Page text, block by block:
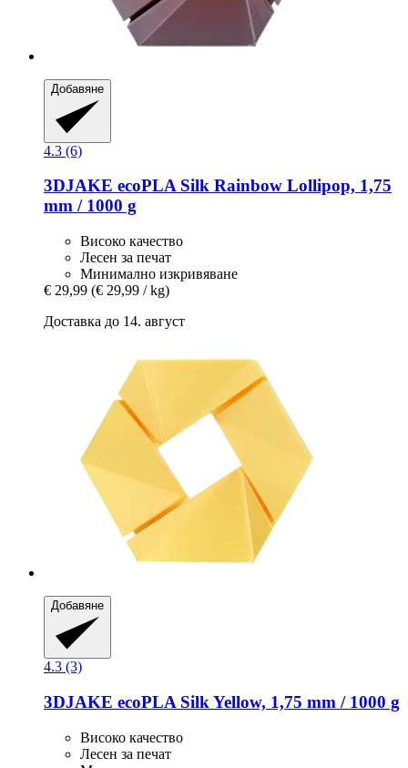
Добавяне
4.3 (6)
3DJAKE ecoPLA Silk Rainbow Lollipop, 1,75
mm / 1000 g
Високо качество
Лесен за печат
Минимално изкривяване
€ 29,99 (€ 29,99 / kg)
Доставка до 14. август
Добавяне
4.3 (3)
3DJAKE ecoPLA Silk Yellow, 1,75 mm / 1000 g
Високо качество
Лесен за печат